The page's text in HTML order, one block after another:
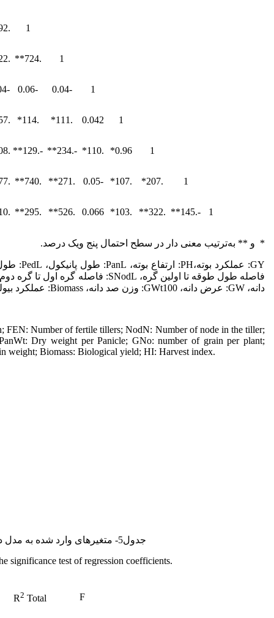
.792** 1
.422** .724** 1
-0.004 -0.06 -0.04 1
.157** .114* .111* 0.042 1
.308** -.129** -.234** .110* 0.96* 1
.877** .740** .271** -0.05 .107* .207* 1
.210** .295** .526** 0.066 .103* .322** -.145** 1
* و ** به‌ترتیب معنی دار در سطح احتمال پنج ویک درصد.
دانه، GW: عرض دانه، GWt100: وزن صد دانه، Biomass: عملکرد بیولوژیک، HI: شاخص برداشت.
FEN: Number of fertile tillers; NodN: Number of node in the tiller;
Dry weight per Panicle; GNo: number of grain per plant;
weight; Biomass: Biological yield; HI: Harvest index.
جدول5- متغیرهای وارد شده به مدل در رگرسیون گام به گام و آزمون معنی‌داری ضرایب رگرسیونی.
significance test of regression coefficients.
R2 Total F